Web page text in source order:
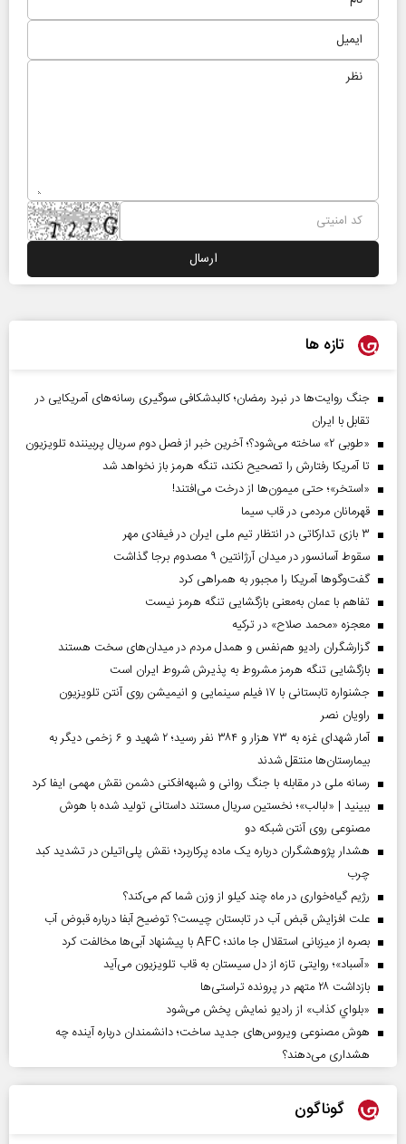
تازه ها
جنگ روایت‌ها در نبرد رمضان؛ کالبدشکافی سوگیری رسانه‌های آمریکایی در
تقابل با ایران
«طوبی ۲» ساخته می‌شود؟؛ آخرین خبر از فصل دوم سریال پربیننده تلویزیون
تا آمریکا رفتارش را تصحیح نکند، تنگه هرمز باز نخواهد شد
«استخر»‌‌؛ حتی میمون‌ها از درخت می‌افتند!
قهرمانان مردمی در قاب سیما
۳ بازی تدارکاتی در انتظار تیم ملی ایران در فیفادی مهر
سقوط آسانسور در میدان آرژانتین ۹ مصدوم برجا گذاشت
گفت‌وگوها آمریکا را مجبور به همراهی کرد
تفاهم با عمان به‌معنی بازگشایی تنگه هرمز نیست
معجزه «محمد صلاح» در ترکیه
گزارشگران رادیو هم‌نفس و همدل مردم در میدان‌های سخت هستند
بازگشایی تنگه هرمز مشروط به پذیرش شروط ایران است
جشنواره تابستانی با ۱۷ فیلم سینمایی و انیمیشن روی آنتن تلویزیون
راویان نصر
آمار شهدای غزه به ۷۳ هزار و ۳۸۴ نفر رسید؛ ۲ شهید و ۶ زخمی دیگر به
بیمارستان‌ها منتقل شدند
رسانه ملی در مقابله با جنگ روانی و شبهه‌افکنی دشمن نقش مهمی ایفا کرد
ببینید | «لبالب»؛ نخستین سریال مستند داستانی تولید شده با هوش
مصنوعی روی آنتن شبکه دو
هشدار پژوهشگران درباره یک ماده پرکاربرد؛ نقش پلی‌اتیلن در تشدید کبد
چرب
رژیم گیاه‌خواری در ماه چند کیلو از وزن شما کم می‌کند؟
علت افزایش قبض آب در تابستان چیست؟ توضیح آبفا درباره قبوض آب
بصره از میزبانی استقلال جا ماند؛ AFC با پیشنهاد آبی‌ها مخالفت کرد
«آسباد»؛ روایتی تازه از دل سیستان به قاب تلویزیون می‌آید
بازداشت ۲۸ متهم در پرونده تراستی‌ها
«بلواي کذاب» از رادیو نمایش پخش می‌شود
هوش مصنوعی ویروس‌های جدید ساخت؛ دانشمندان درباره آینده چه
هشداری می‌دهند؟
گوناگون